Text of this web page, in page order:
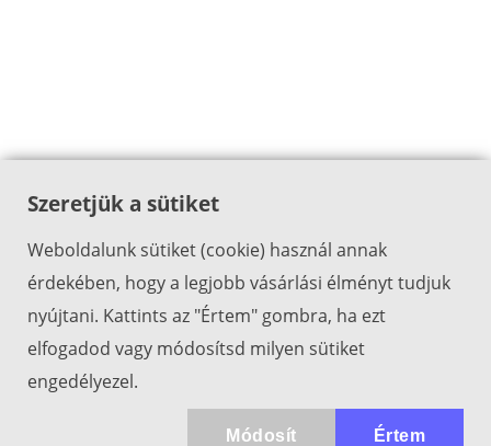
Szeretjük a sütiket
Weboldalunk sütiket (cookie) használ annak
érdekében, hogy a legjobb vásárlási élményt tudjuk
nyújtani. Kattints az "Értem" gombra, ha ezt
elfogadod vagy módosítsd milyen sütiket
engedélyezel.
Értem
Módosít